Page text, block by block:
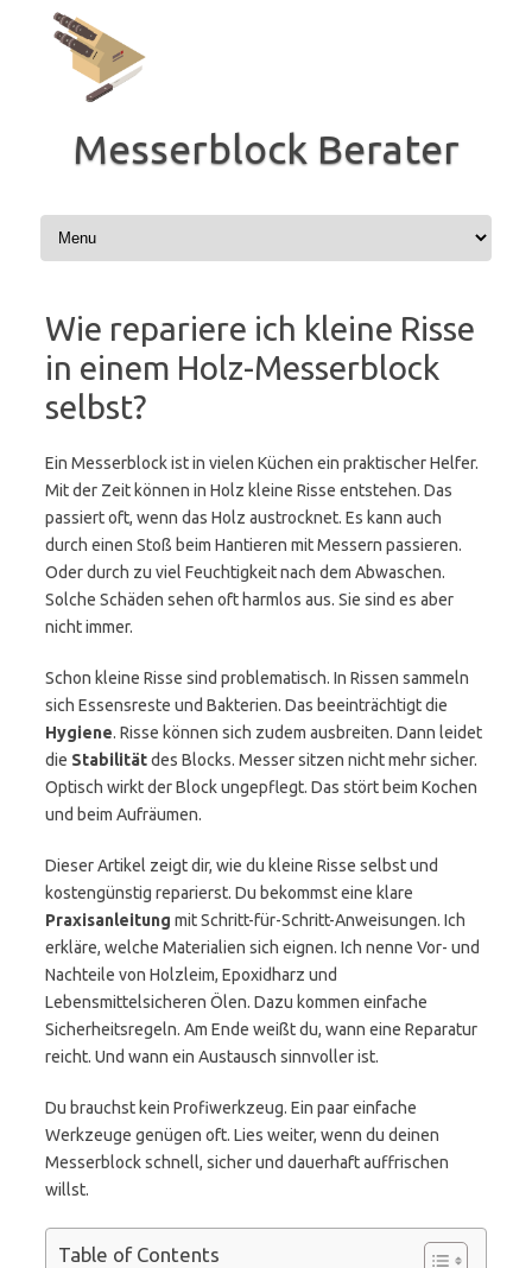
Inhalt
springen
Messerblock Berater
Wie repariere ich kleine Risse
in einem Holz-Messerblock
selbst?
Ein Messerblock ist in vielen Küchen ein praktischer Helfer.
Mit der Zeit können in Holz kleine Risse entstehen. Das
passiert oft, wenn das Holz austrocknet. Es kann auch
durch einen Stoß beim Hantieren mit Messern passieren.
Oder durch zu viel Feuchtigkeit nach dem Abwaschen.
Solche Schäden sehen oft harmlos aus. Sie sind es aber
nicht immer.
Schon kleine Risse sind problematisch. In Rissen sammeln
sich Essensreste und Bakterien. Das beeinträchtigt die
Hygiene. Risse können sich zudem ausbreiten. Dann leidet
die Stabilitätdes Blocks. Messer sitzen nicht mehr sicher.
Optisch wirkt der Block ungepflegt. Das stört beim Kochen
und beim Aufräumen.
Dieser Artikel zeigt dir, wie du kleine Risse selbst und
kostengünstig reparierst. Du bekommst eine klare
Praxisanleitung mit Schritt-für-Schritt-Anweisungen. Ich
erkläre, welche Materialien sich eignen. Ich nenne Vor- und
Nachteile von Holzleim, Epoxidharz und
Lebensmittelsicheren Ölen. Dazu kommen einfache
Sicherheitsregeln. Am Ende weißt du, wann eine Reparatur
reicht. Und wann ein Austausch sinnvoller ist.
Du brauchst kein Profiwerkzeug. Ein paar einfache
Werkzeuge genügen oft. Lies weiter, wenn du deinen
Messerblock schnell, sicher und dauerhaft auffrischen
willst.
Table of Contents